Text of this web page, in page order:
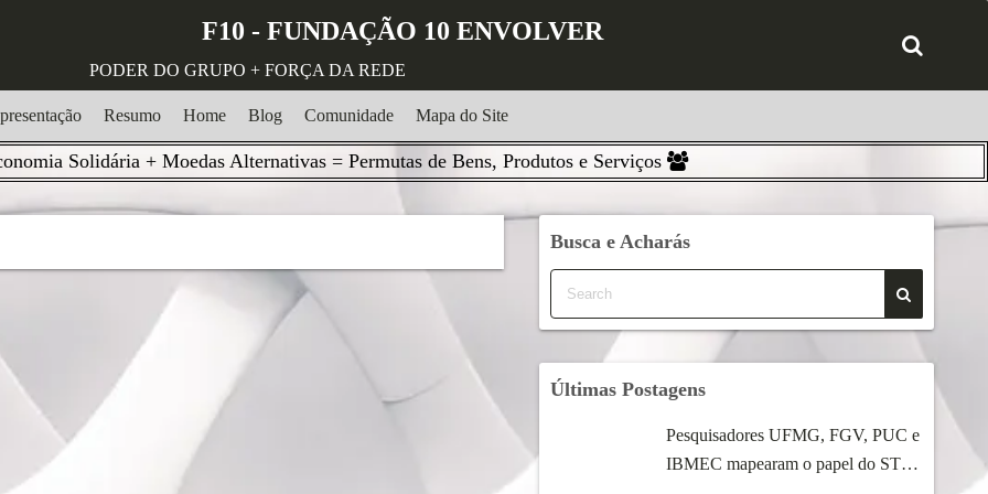
F10 - FUNDAÇÃO 10 ENVOLVER
PODER DO GRUPO + FORÇA DA REDE
Resumo Home Blog Comunidade Mapa do Site
Solidária + Moedas Alternativas = Permutas de Bens, Produtos e Serviços
Busca e Acharás
Últimas Postagens
Pesquisadores UFMG, FGV, PUC e
IBMEC mapearam o papel do STF